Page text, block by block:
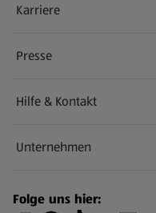
Karriere
Presse
Hilfe & Kontakt
(öffnet in einem neuen Tab)
Unternehmen
Folge uns hier: